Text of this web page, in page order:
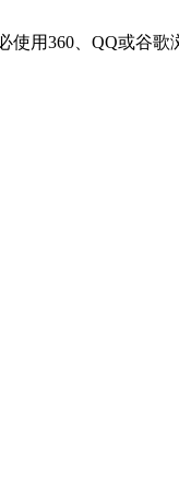
使用360、QQ或谷歌